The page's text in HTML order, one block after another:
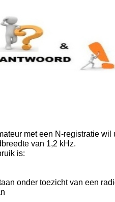
met een N-registratie
van 1,2 kHz.
is:
onder toezicht van een
Novice